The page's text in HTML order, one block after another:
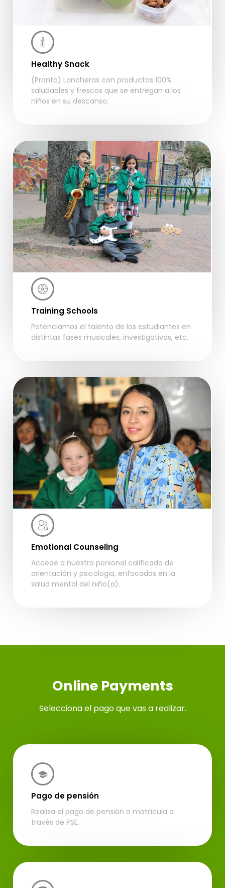
Healthy Snack
(Pronto) Loncheras con productos 100%
saludables y frescos que se entregan a los
niños en su descanso.
Training Schools
Potenciamos el talento de los estudiantes en
distintas fases musicales, investigativas, etc.
Emotional Counseling
Accede a nuestro personal calificado de
orientación y psicologia, enfocados en la
salud mental del niño(a).
Online Payments
Selecciona el pago que vas a realizar.
Pago de pensión
Realiza el pago de pensión o matrícula a
través de PSE.